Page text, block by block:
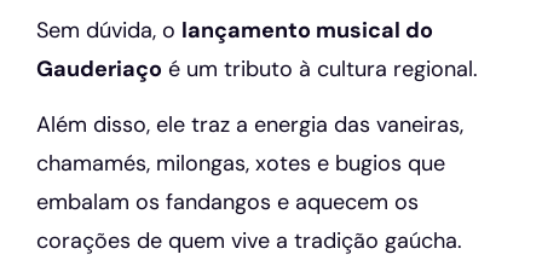
Sem dúvida, o lançamento musical do
Gauderiaço é um tributo à cultura regional.
Além disso, ele traz a energia das vaneiras,
chamamés, milongas, xotes e bugios que
embalam os fandangos e aquecem os
corações de quem vive a tradição gaúcha.